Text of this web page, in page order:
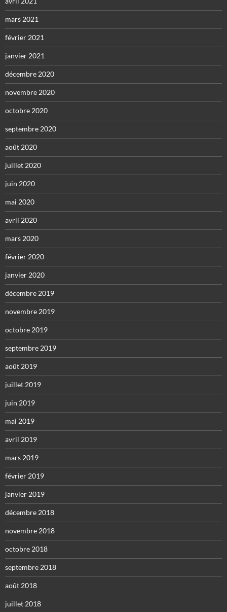
mars 2021
février 2021
janvier 2021
décembre 2020
novembre 2020
octobre 2020
septembre 2020
août 2020
juillet 2020
juin 2020
mai 2020
avril 2020
mars 2020
février 2020
janvier 2020
décembre 2019
novembre 2019
octobre 2019
septembre 2019
août 2019
juillet 2019
juin 2019
mai 2019
avril 2019
mars 2019
février 2019
janvier 2019
décembre 2018
novembre 2018
octobre 2018
septembre 2018
août 2018
juillet 2018